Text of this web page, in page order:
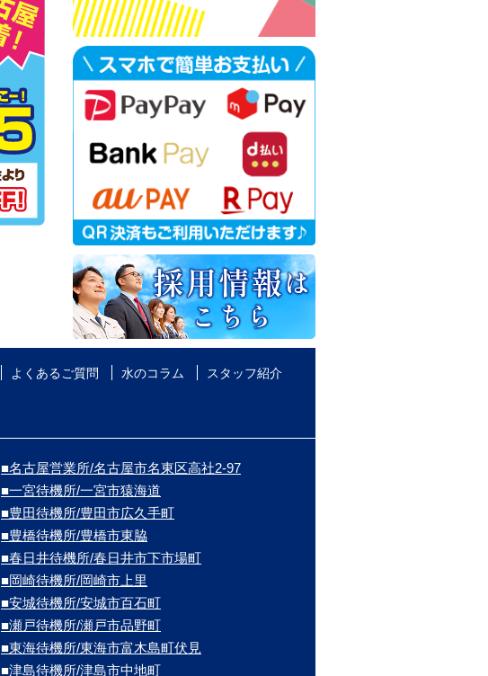
よくあるご質問 水のコラム
スタッフ紹介
■名古屋営業所/名古屋市名東区高社2-97
■一宮待機所/一宮市猿海道
■豊田待機所/豊田市広久手町
■豊橋待機所/豊橋市東脇
■春日井待機所/春日井市下市場町
■岡崎待機所/岡崎市上里
■安城待機所/安城市百石町
■瀬戸待機所/瀬戸市品野町
■東海待機所/東海市富木島町伏見
■津島待機所/津島市中地町